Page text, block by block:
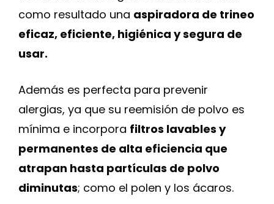
como resultado una aspiradora de trineo
eficaz, eficiente, higiénica y segura de
usar.
Además es perfecta para prevenir
alergias, ya que su reemisión de polvo es
mínima e incorpora filtros lavables y
permanentes de alta eficiencia que
atrapan hasta partículas de polvo
diminutas; como el polen y los ácaros.